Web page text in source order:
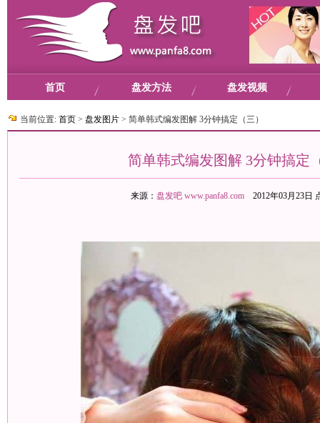
首页 盘发方法 盘发视频
当前位置: 首页 > 盘发图片 > 简单韩式编发图解 3分钟搞定（三）
简单韩式编发图解 3分钟搞定
来源： 盘发吧 www.panfa8.com 2012年03月23日